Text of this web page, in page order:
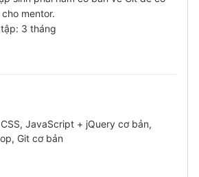
mentor.
3 tháng
JavaScript + jQuery cơ bản,
Git cơ bản